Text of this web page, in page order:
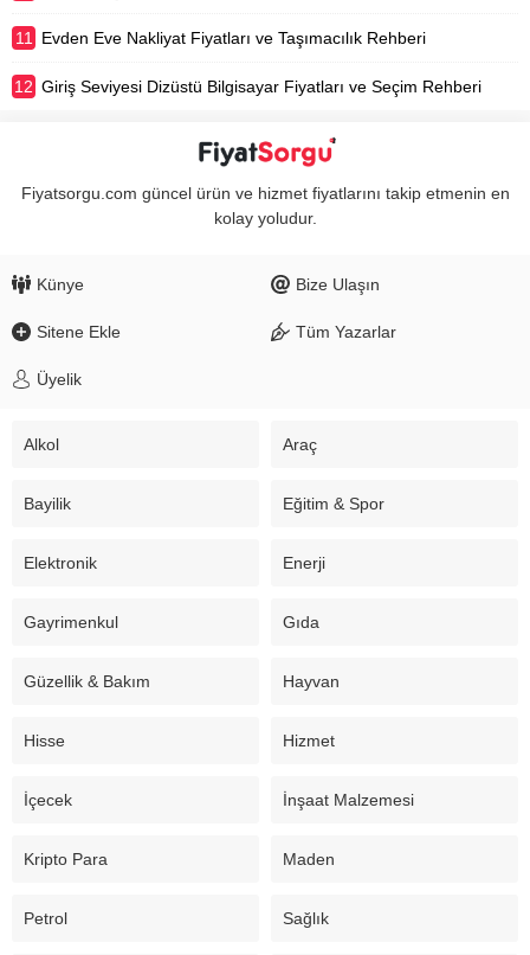
11 Evden Eve Nakliyat Fiyatları ve Taşımacılık Rehberi
12 Giriş Seviyesi Dizüstü Bilgisayar Fiyatları ve Seçim Rehberi
Fiyatsorgu.com güncel ürün ve hizmet fiyatlarını takip etmenin en
kolay yoludur.
Künye Bize Ulaşın
Sitene Ekle Tüm Yazarlar
Üyelik
Alkol Araç
Bayilik Eğitim & Spor
Elektronik Enerji
Gayrimenkul Gıda
Güzellik & Bakım Hayvan
Hisse Hizmet
İçecek İnşaat Malzemesi
Kripto Para Maden
Petrol Sağlık